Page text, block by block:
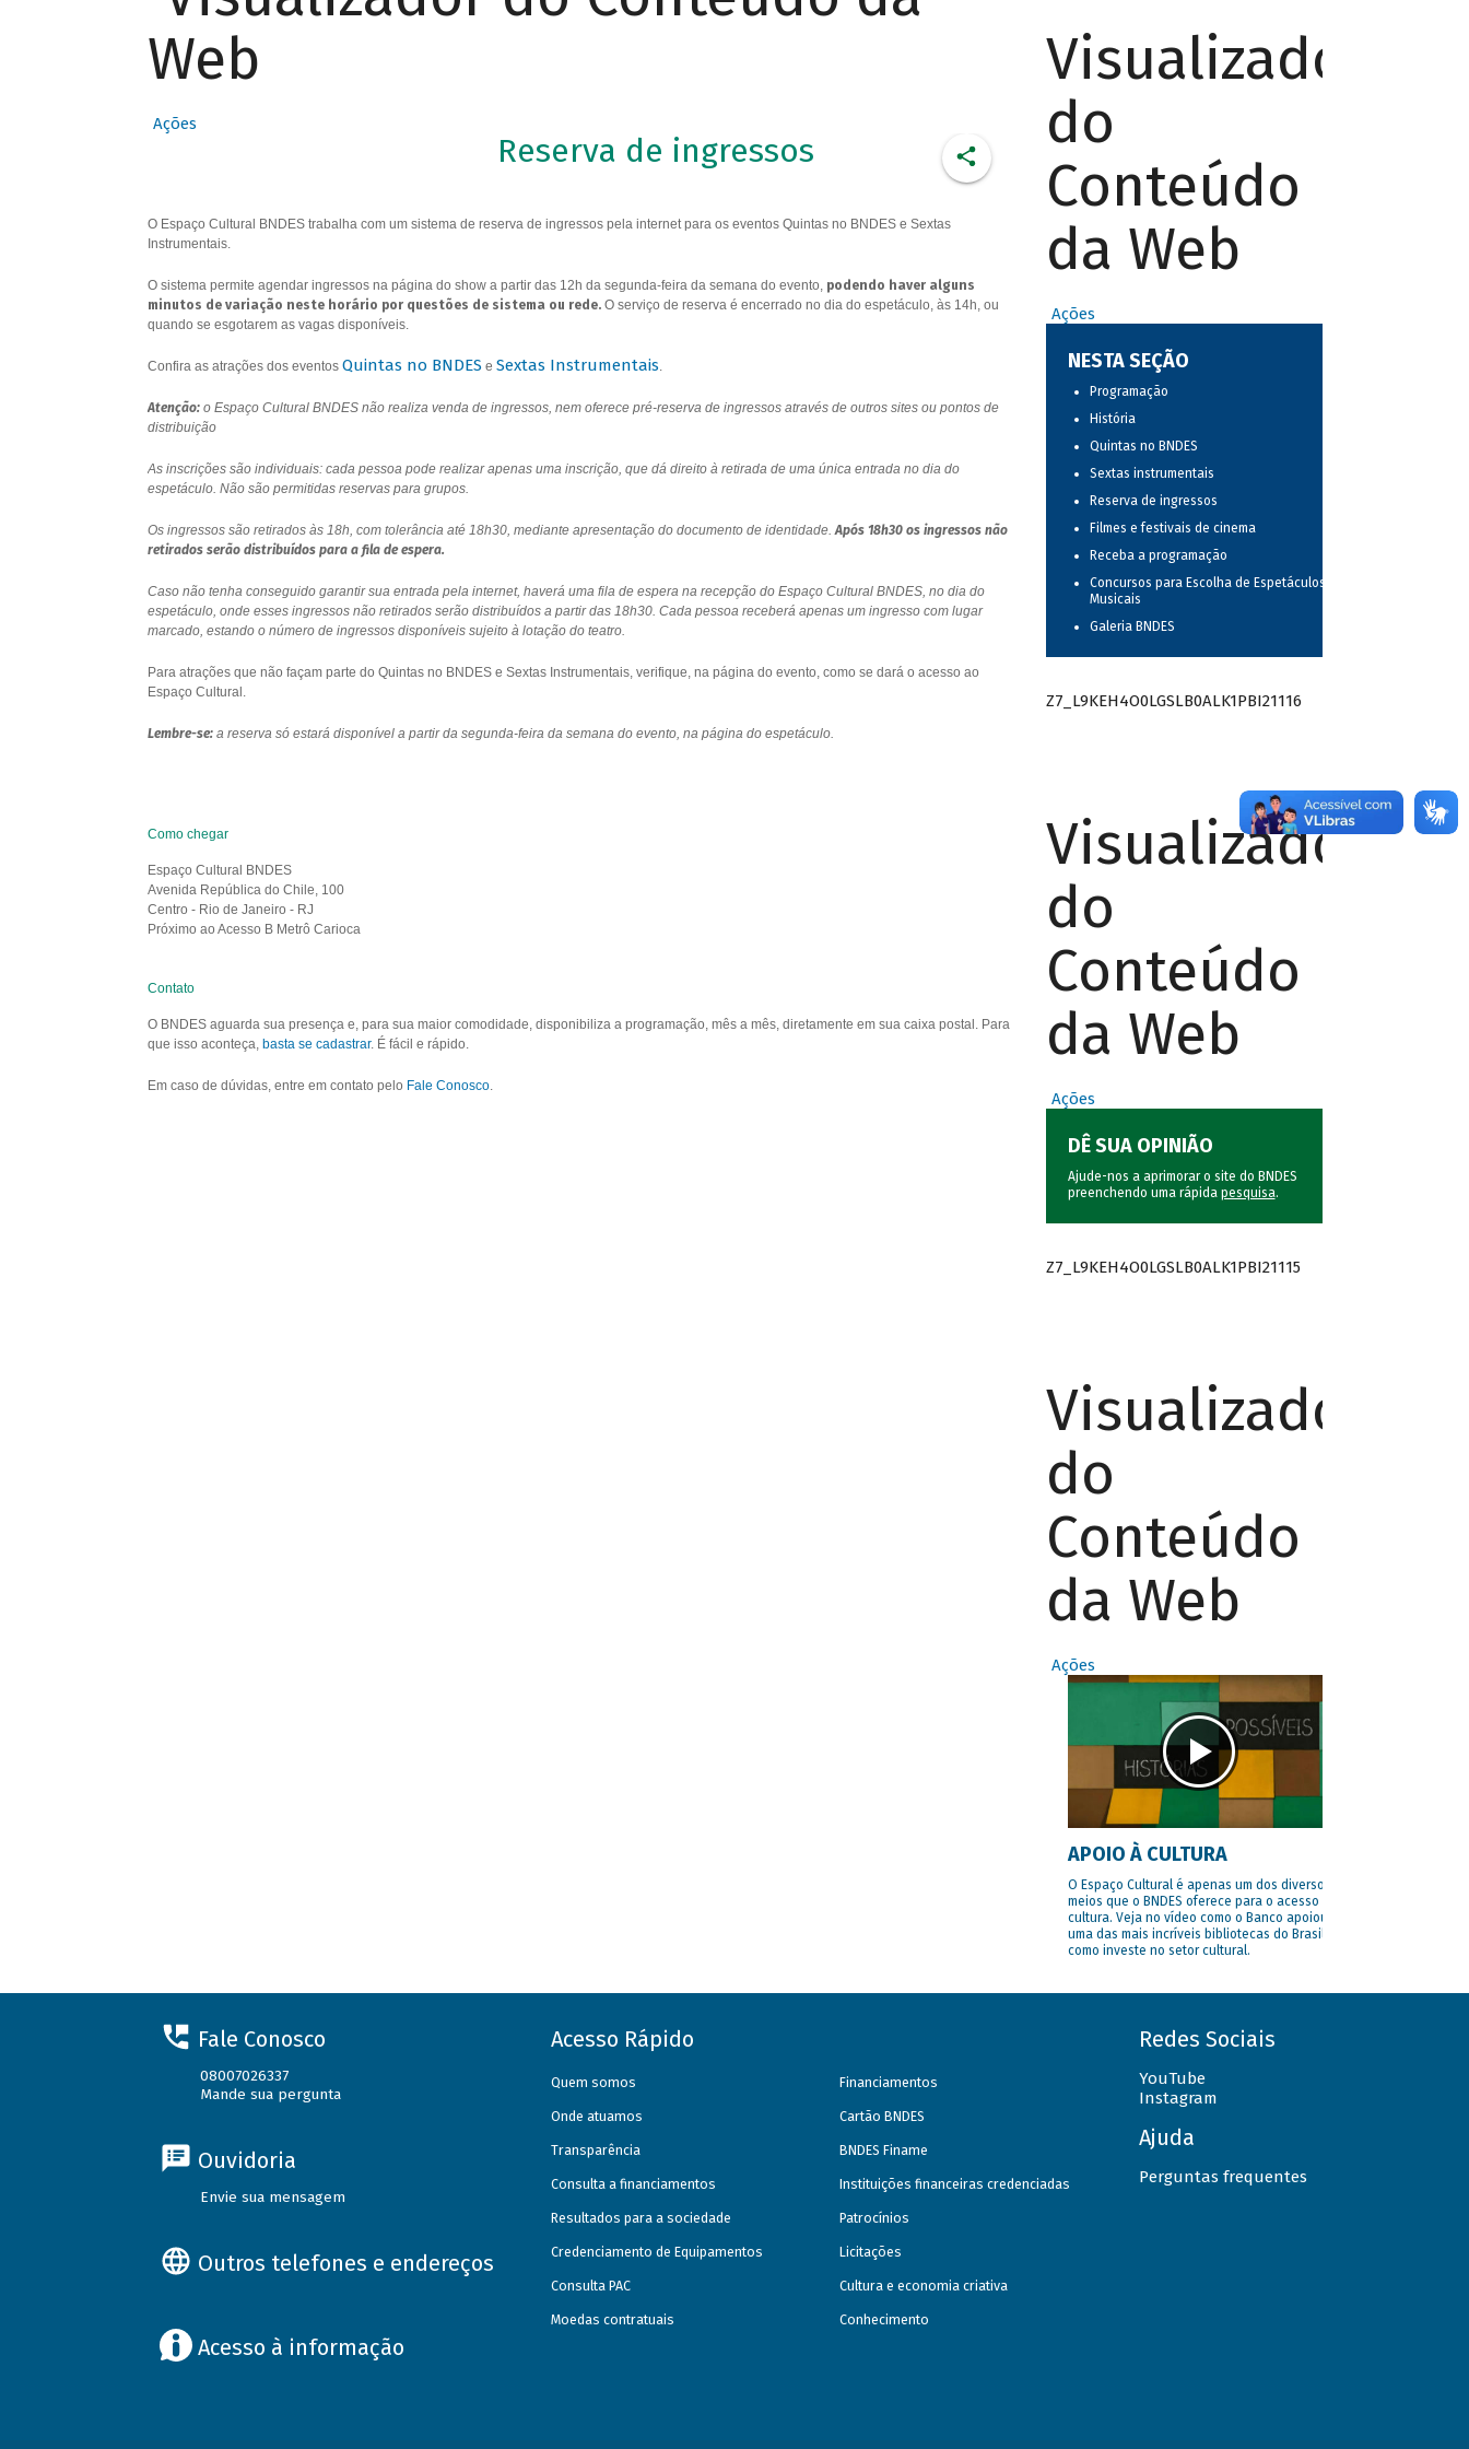
Web
Ações
Reserva de ingressos
O Espaço Cultural BNDES trabalha com um sistema de reserva de ingressos pela internet para os eventos Quintas no BNDES e Sextas
Instrumentais.
O sistema permite agendar ingressos na página do show a partir das 12h da segunda-feira da semana do evento, podendo haver alguns
minutos de variação neste horário por questões de sistema ou rede.O serviço de reserva é encerrado no dia do espetáculo, às 14h, ou
quando se esgotarem as vagas disponíveis.
Confira as atrações dos eventos Quintas no BNDES e Sextas Instrumentais.
Atenção:o Espaço Cultural BNDES não realiza venda de ingressos, nem oferece pré-reserva de ingressos através de outros sites ou pontos de
distribuição
As inscrições são individuais: cada pessoa pode realizar apenas uma inscrição, que dá direito à retirada de uma única entrada no dia do
espetáculo. Não são permitidas reservas para grupos.
Os ingressos são retirados às 18h, com tolerância até 18h30, mediante apresentação do documento de identidade.Após 18h30 os ingressos não
retirados serão distribuídos para a fila de espera.
Caso não tenha conseguido garantir sua entrada pela internet, haverá uma fila de espera na recepção do Espaço Cultural BNDES, no dia do
espetáculo, onde esses ingressos não retirados serão distribuídos a partir das 18h30. Cada pessoa receberá apenas um ingresso com lugar
marcado, estando o número de ingressos disponíveis sujeito à lotação do teatro.
Para atrações que não façam parte do Quintas no BNDES e Sextas Instrumentais, verifique, na página do evento, como se dará o acesso ao
Espaço Cultural.
Lembre-se:a reserva só estará disponível a partir da segunda-feira da semana do evento, na página do espetáculo.
Como chegar
Espaço Cultural BNDES
Avenida República do Chile, 100
Centro - Rio de Janeiro - RJ
Próximo ao Acesso B Metrô Carioca
Contato
O BNDES aguarda sua presença e, para sua maior comodidade, disponibiliza a programação, mês a mês, diretamente em sua caixa postal. Para
que isso aconteça, basta se cadastrar. É fácil e rápido.
Em caso de dúvidas, entre em contato pelo Fale Conosco.
Visualizador
do
Conteúdo
da Web
Ações
NESTA SEÇÃO
Programação
História
Quintas no BNDES
Sextas instrumentais
Reserva de ingressos
Filmes e festivais de cinema
Receba a programação
Concursos para Escolha de Espetáculos
Musicais
Galeria BNDES
Z7_L9KEH4O0LGSLB0ALK1PBI21116
Visualizador
do
Conteúdo
da Web
Ações
DÊ SUA OPINIÃO
Ajude-nos a aprimorar o site do BNDES
preenchendo uma rápida pesquisa.
Z7_L9KEH4O0LGSLB0ALK1PBI21115
Visualizador
do
Conteúdo
da Web
Ações
APOIO À CULTURA
O Espaço Cultural é apenas um dos diversos
meios que o BNDES oferece para o acesso à
cultura. Veja no vídeo como o Banco apoiou
uma das mais incríveis bibliotecas do Brasil e
como investe no setor cultural.
Fale Conosco
08007026337
Mande sua pergunta
Ouvidoria
Envie sua mensagem
Outros telefones e endereços
Acesso à informação
Acesso Rápido
Quem somos
Onde atuamos
Transparência
Consulta a financiamentos
Resultados para a sociedade
Credenciamento de Equipamentos
Consulta PAC
Moedas contratuais
Financiamentos
Cartão BNDES
BNDES Finame
Instituições financeiras credenciadas
Patrocínios
Licitações
Cultura e economia criativa
Conhecimento
Redes Sociais
YouTube
Instagram
Ajuda
Perguntas frequentes